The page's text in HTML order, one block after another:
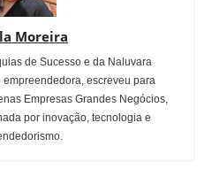
Moreira
de Sucesso e da Naluvara
escreveu para
Empresas Grandes Negócios,
por inovação, tecnologia e